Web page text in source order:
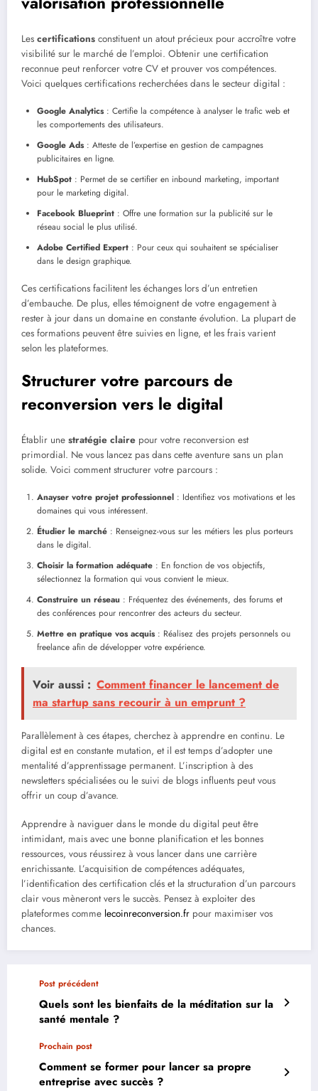
Les certifications constituent un atout précieux pour accroître votre
visibilité sur le marché de l’emploi. Obtenir une certification
reconnue peut renforcer votre CV et prouver vos compétences.
Voici quelques certifications recherchées dans le secteur digital :
Google Analytics: Certifie la compétence à analyser le trafic web et
les comportements des utilisateurs.
Google Ads: Atteste de l’expertise en gestion de campagnes
publicitaires en ligne.
HubSpot : Permet de se certifier en inbound marketing, important
pour le marketing digital.
Facebook Blueprint : Offre une formation sur la publicité sur le
réseau social le plus utilisé.
Adobe Certified Expert : Pour ceux qui souhaitent se spécialiser
dans le design graphique.
Ces certifications facilitent les échanges lors d’un entretien
d’embauche. De plus, elles témoignent de votre engagement à
rester à jour dans un domaine en constante évolution. La plupart de
ces formations peuvent être suivies en ligne, et les frais varient
selon les plateformes.
Structurer votre parcours de
reconversion vers le digital
Établir une stratégie claire pour votre reconversion est
primordial. Ne vous lancez pas dans cette aventure sans un plan
solide. Voici comment structurer votre parcours :
Anayser votre projet professionnel : Identifiez vos motivations et les
domaines qui vous intéressent.
Étudier le marché : Renseignez-vous sur les métiers les plus porteurs
dans le digital.
Choisir la formation adéquate : En fonction de vos objectifs,
sélectionnez la formation qui vous convient le mieux.
Construire un réseau : Fréquentez des événements, des forums et
des conférences pour rencontrer des acteurs du secteur.
Mettre en pratique vos acquis: Réalisez des projets personnels ou
freelance afin de développer votre expérience.
Voir aussi : Comment financer le lancement de
ma startup sans recourir à un emprunt ?
Parallèlement à ces étapes, cherchez à apprendre en continu. Le
digital est en constante mutation, et il est temps d’adopter une
mentalité d’apprentissage permanent. L’inscription à des
newsletters spécialisées ou le suivi de blogs influents peut vous
offrir un coup d’avance.
Apprendre à naviguer dans le monde du digital peut être
intimidant, mais avec une bonne planification et les bonnes
ressources, vous réussirez à vous lancer dans une carrière
enrichissante. L’acquisition de compétences adéquates,
l’identification des certification clés et la structuration d’un parcours
clair vous mèneront vers le succès. Pensez à exploiter des
plateformes comme lecoinreconversion.fr pour maximiser vos
chances.
Post précédent
Quels sont les bienfaits de la méditation sur la
santé mentale ?
Prochain post
Comment se former pour lancer sa propre
entreprise avec succès ?